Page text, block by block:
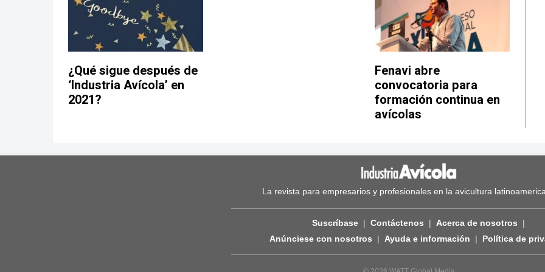
¿Qué sigue después de
‘Industria Avícola’ en
2021?
Fenavi abre
convocatoria para
formación continua en
avícolas
La revista para empresarios y profesionales en la avicultura
Suscríbase Contáctenos
Acerca de nosotros
Anúnciese con nosotros
Ayuda e información Política de